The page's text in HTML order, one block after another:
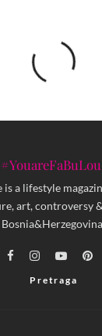
is a lifestyle
art, controversy
Pretraga